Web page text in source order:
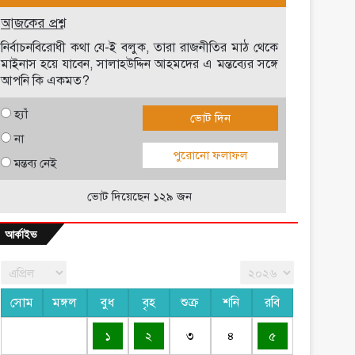
আজকের প্রশ্ন
নির্বাচনবিরোধী কথা যে-ই বলুক, তারা রাজনীতির মাঠ থেকে
মাইনাস হয়ে যাবেন, সালাহউদ্দিন আহমদের এ মন্তব্যের সঙ্গে
আপনি কি একমত?
হ্যাঁ
না
মন্তব্য নেই
ভোট দিন
পুরোনো ফলাফল
ভোট দিয়েছেন ১২৯ জন
আর্কাইভ
সোম মঙ্গল বুধ বৃহ শুক্র শনি রবি
১ ২ ৩ ৪ ৫